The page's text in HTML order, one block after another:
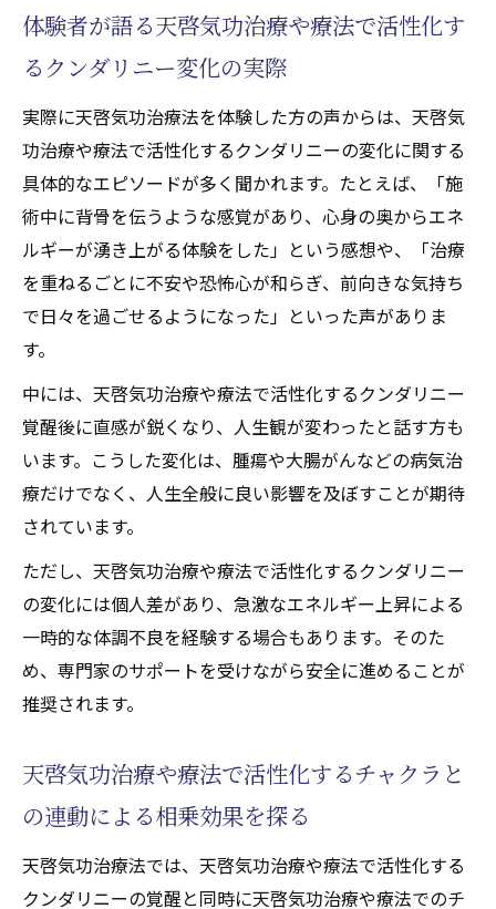
体験者が語る天啓気功治療や療法で活性化す
るクンダリニー変化の実際
実際に天啓気功治療法を体験した方の声からは、天啓気
功治療や療法で活性化するクンダリニーの変化に関する
具体的なエピソードが多く聞かれます。たとえば、「施
術中に背骨を伝うような感覚があり、心身の奥からエネ
ルギーが湧き上がる体験をした」という感想や、「治療
を重ねるごとに不安や恐怖心が和らぎ、前向きな気持ち
で日々を過ごせるようになった」といった声がありま
す。
中には、天啓気功治療や療法で活性化するクンダリニー
覚醒後に直感が鋭くなり、人生観が変わったと話す方も
います。こうした変化は、腫瘍や大腸がんなどの病気治
療だけでなく、人生全般に良い影響を及ぼすことが期待
されています。
ただし、天啓気功治療や療法で活性化するクンダリニー
の変化には個人差があり、急激なエネルギー上昇による
一時的な体調不良を経験する場合もあります。そのた
め、専門家のサポートを受けながら安全に進めることが
推奨されます。
天啓気功治療や療法で活性化するチャクラと
の連動による相乗効果を探る
天啓気功治療法では、天啓気功治療や療法で活性化する
クンダリニーの覚醒と同時に天啓気功治療や療法でのチ